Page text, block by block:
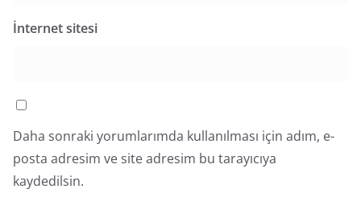
İnternet sitesi
Daha sonraki yorumlarımda kullanılması için adım, e-
posta adresim ve site adresim bu tarayıcıya
kaydedilsin.